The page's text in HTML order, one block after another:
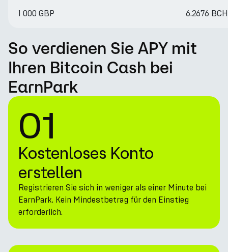
1 000 GBP 6.2676 BCH
So verdienen Sie APY mit
Ihren Bitcoin Cash bei
EarnPark
01
Kostenloses Konto
erstellen
Registrieren Sie sich in weniger als einer Minute bei
EarnPark. Kein Mindestbetrag für den Einstieg
erforderlich.